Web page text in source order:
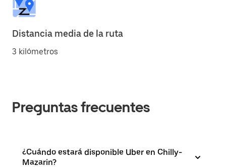
Distancia media de la ruta
3 kilómetros
Preguntas frecuentes
¿Cuándo estará disponible Uber en Chilly-
Mazarin?